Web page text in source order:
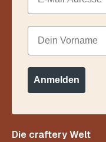
Die craftery Welt
Dein Vorname
Anmelden